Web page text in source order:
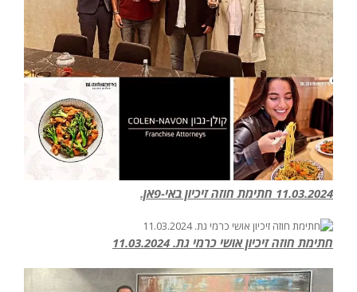
11.03.2024 חתימת חוזה זיכיון באי-פאן.
חתימת חוזה זיכיון אושי כרמי גת. 11.03.2024